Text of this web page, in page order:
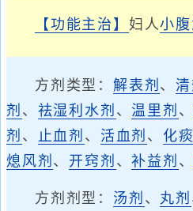
【功能主治】 妇人小
方剂类型： 解表剂 、清
剂 、 祛湿利水剂 、温里剂 、
剂 、 止血剂 、 活血剂 、 化
熄风剂 、 开窍剂 、补益剂 、
方剂剂型： 汤剂 、 丸剂